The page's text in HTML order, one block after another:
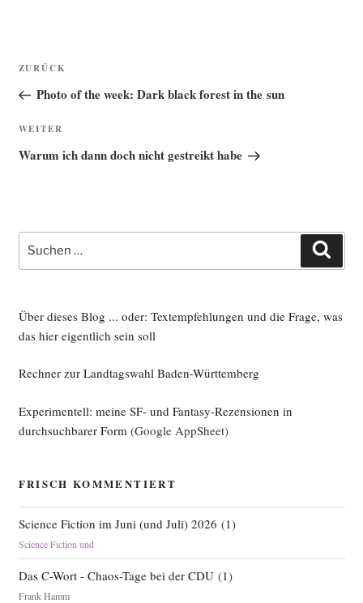
Beitragsnavigation
Vorheriger
Beitrag
ZURÜCK
Photo of the week: Dark black forest in the sun
Nächster
Beitrag
WEITER
Warum ich dann doch nicht gestreikt habe
Suche
nach:
Über dieses Blog ... oder: Textempfehlungen und die Frage, was
das hier eigentlich sein soll
Rechner zur Landtagswahl Baden-Württemberg
Experimentell: meine SF- und Fantasy-Rezensionen in
durchsuchbarer Form (Google AppSheet)
FRISCH KOMMENTIERT
Science Fiction im Juni (und Juli) 2026 (1)
Science Fiction und
Das C-Wort - Chaos-Tage bei der CDU(1)
Frank Hamm